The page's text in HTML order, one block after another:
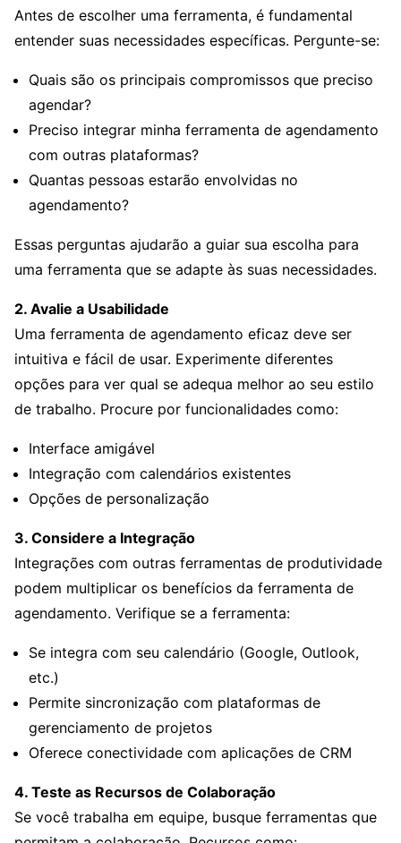
Antes de escolher uma ferramenta, é fundamental
entender suas necessidades específicas. Pergunte-se:
Quais são os principais compromissos que preciso
agendar?
Preciso integrar minha ferramenta de agendamento
com outras plataformas?
Quantas pessoas estarão envolvidas no
agendamento?
Essas perguntas ajudarão a guiar sua escolha para
uma ferramenta que se adapte às suas necessidades.
2. Avalie a Usabilidade
Uma ferramenta de agendamento eficaz deve ser
intuitiva e fácil de usar. Experimente diferentes
opções para ver qual se adequa melhor ao seu estilo
de trabalho. Procure por funcionalidades como:
Interface amigável
Integração com calendários existentes
Opções de personalização
3. Considere a Integração
Integrações com outras ferramentas de produtividade
podem multiplicar os benefícios da ferramenta de
agendamento. Verifique se a ferramenta:
Se integra com seu calendário (Google, Outlook,
etc.)
Permite sincronização com plataformas de
gerenciamento de projetos
Oferece conectividade com aplicações de CRM
4. Teste as Recursos de Colaboração
Se você trabalha em equipe, busque ferramentas que